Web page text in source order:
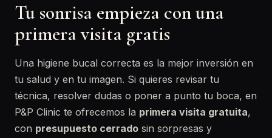
Tu sonrisa empieza con una
primera visita gratis
Una higiene bucal correcta es la mejor inversión en
tu salud y en tu imagen. Si quieres revisar tu
técnica, resolver dudas o poner a punto tu boca, en
P&P Clinic te ofrecemos la primera visita gratuita,
con presupuesto cerrado sin sorpresas y